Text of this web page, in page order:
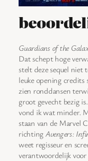
Guardians of the
Dat schept hoge
stelt deze sequel niet
leuke opening credits
zien ronddansen
groot gevecht bezig
vond ik wat minder.
staan van de Marvel
richtingAvengers:
weet regisseur en
verantwoordelijk voor